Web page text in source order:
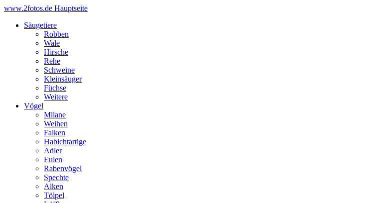
www.2fotos.de Hauptseite
Säugetiere
Robben
Wale
Hirsche
Rehe
Schweine
Kleinsäuger
Füchse
Weitere
Vögel
Milane
Weihen
Falken
Habichtartige
Adler
Eulen
Rabenvögel
Spechte
Alken
Tölpel